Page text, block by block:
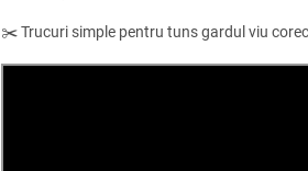
✂️ Trucuri simple pentru tuns gardul viu